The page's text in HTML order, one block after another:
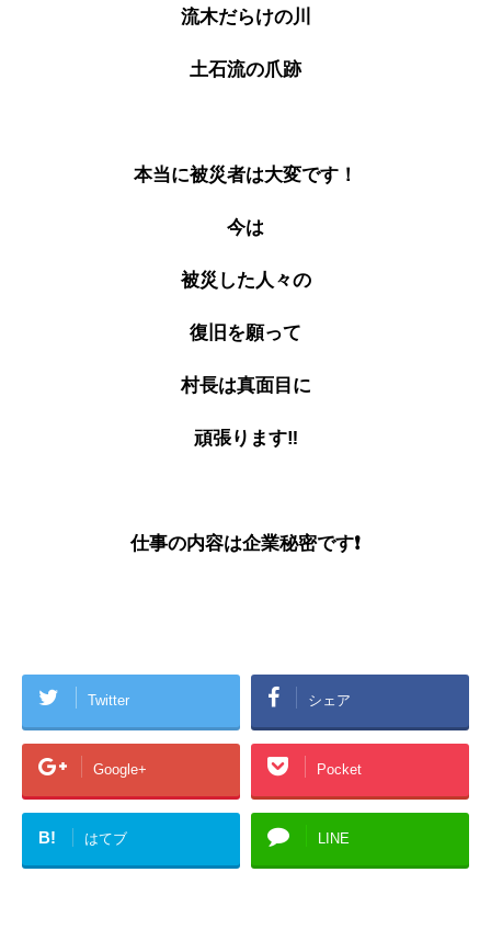
流木だらけの川
土石流の爪跡
本当に被災者は大変です！
今は
被災した人々の
復旧を願って
村長は真面目に
頑張ります‼
仕事の内容は企業秘密です❗
Twitter シェア
Google+ Pocket
B! はてブ LINE